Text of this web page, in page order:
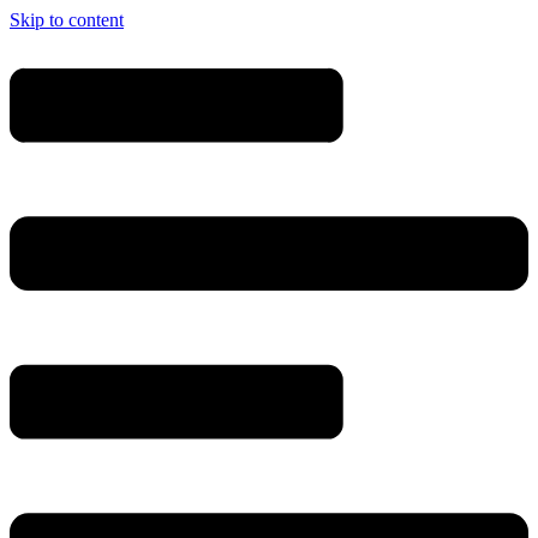
Skip to content